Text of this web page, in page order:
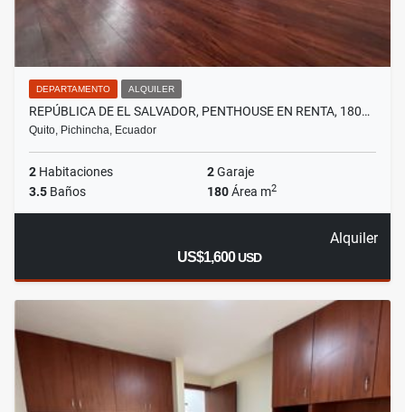
DEPARTAMENTO ALQUILER
REPÚBLICA DE EL SALVADOR, PENTHOUSE EN RENTA, 180…
Quito, Pichincha, Ecuador
2 Habitaciones 2Garaje
3.5 Baños 180Área m2
Alquiler
US$1,600USD